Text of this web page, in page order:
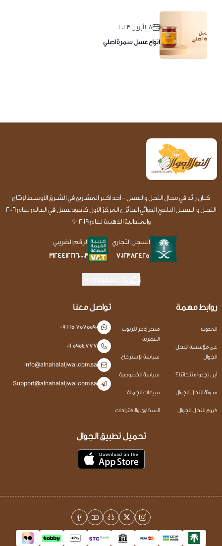
٢٨ أبريل ٢٠٢٣
انواع عسل سمرة اصلي
كيان رائد في مجال النحل والعسل - أحد اكـبر المشاريع في الشــرق الأوســط لإنتاج
النحـل و العســل البلـدي الدوائي الحائز ع المركز الأول كأجود عسل في العالم لعام 2006
والميدالية الذهبية لعام 2019 ✨
السجل التجاري
7012382425
الرقم الضريبي
312441221600003
روابط مهمة
المدونة
عن مؤسسة النحل
الجوال
أين تجدوا منتجاتنا ؟
مدونة النحل الجوال
فروع النحل الجوال
متجر إذخر للزيوت
العطرية
سياسة الإسترجاع
سياسة الخصوصية
مبيعات الجملة
الشكاوى والاقتراحات
تواصل معنا
+966507575590
0125954777
info@alnahalaljwal.com.sa
Support@alnahalaljwal.com.sa
تحميل تطبيق الجوال